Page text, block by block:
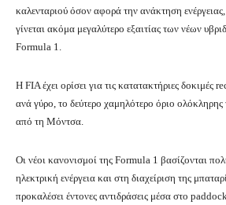
καλενταριού όσον αφορά την ανάκτηση
γίνεται ακόμα μεγαλύτερο εξαιτίας των νέων
Formula 1.
Η FIA έχει ορίσει για τις κατατακτήριες
ανά γύρο, το δεύτερο χαμηλότερο όριο
από τη Μόντσα.
Οι νέοι κανονισμοί της Formula 1 βασίζονται
ηλεκτρική ενέργεια και στη διαχείριση της
προκαλέσει έντονες αντιδράσεις μέσα στο